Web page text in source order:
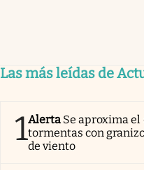
Las más leídas de
1Alerta Se aproxima el
tormentas con
de viento